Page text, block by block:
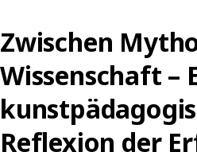
Zwischen
Wissenschaft –
Reflexion der